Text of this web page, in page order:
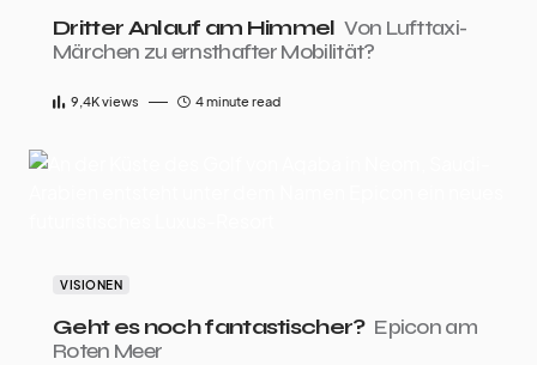
Dritter Anlauf am Himmel Von Lufttaxi-
Märchen zu ernsthafter Mobilität?
9,4Kviews 4 minute read
VISIONEN
Geht es noch fantastischer? Epicon am
Roten Meer